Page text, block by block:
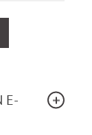
in
E-